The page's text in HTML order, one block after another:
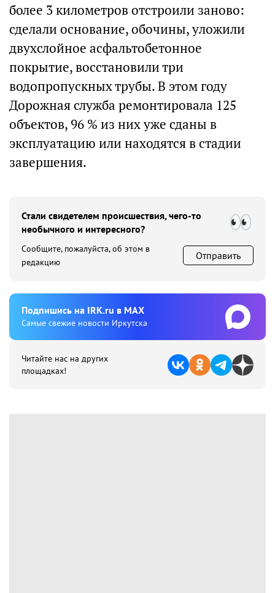
более 3 километров отстроили заново:
сделали основание, обочины, уложили
двухслойное асфальтобетонное
покрытие, восстановили три
водопропускных трубы. В этом году
Дорожная служба ремонтировала 125
объектов, 96 % из них уже сданы в
эксплуатацию или находятся в стадии
завершения.
Стали свидетелем происшествия, чего-то
необычного и интересного?
Сообщите, пожалуйста, об этом в
редакцию
Отправить
Подпишиcь на IRK.ru в MAX
Cамые свежие новости Иркутска
Читайте нас на других
площадках!